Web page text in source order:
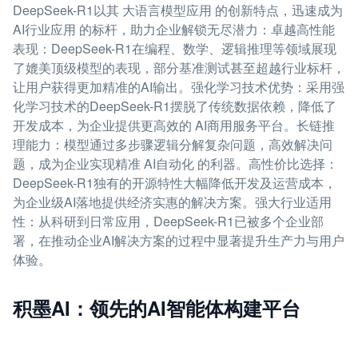
DeepSeek-R1以其 大语言模型应用 的创新特点，迅速成为
AI行业应用 的标杆，助力企业解锁无尽潜力：卓越高性能
表现：DeepSeek-R1在编程、数学、逻辑推理等领域展现
了媲美顶级模型的表现，部分基准测试甚至超越行业标杆，
让用户获得更加精准的AI输出。强化学习技术优势：采用强
化学习技术的DeepSeek-R1摆脱了传统数据依赖，降低了
开发成本，为企业提供更高效的 AI商用服务平台。长链推
理能力：模型通过多步骤逻辑分解复杂问题，高效解决问
题，成为企业实现精准 AI自动化 的利器。高性价比选择：
DeepSeek-R1独有的开源特性大幅降低开发及运营成本，
为企业级AI落地提供经济实惠的解决方案。强大行业适用
性：从科研到日常应用，DeepSeek-R1已被多个企业部
署，在推动企业AI解决方案的过程中显著提升生产力与用户
体验。
积墨AI：领先的AI智能体构建平台